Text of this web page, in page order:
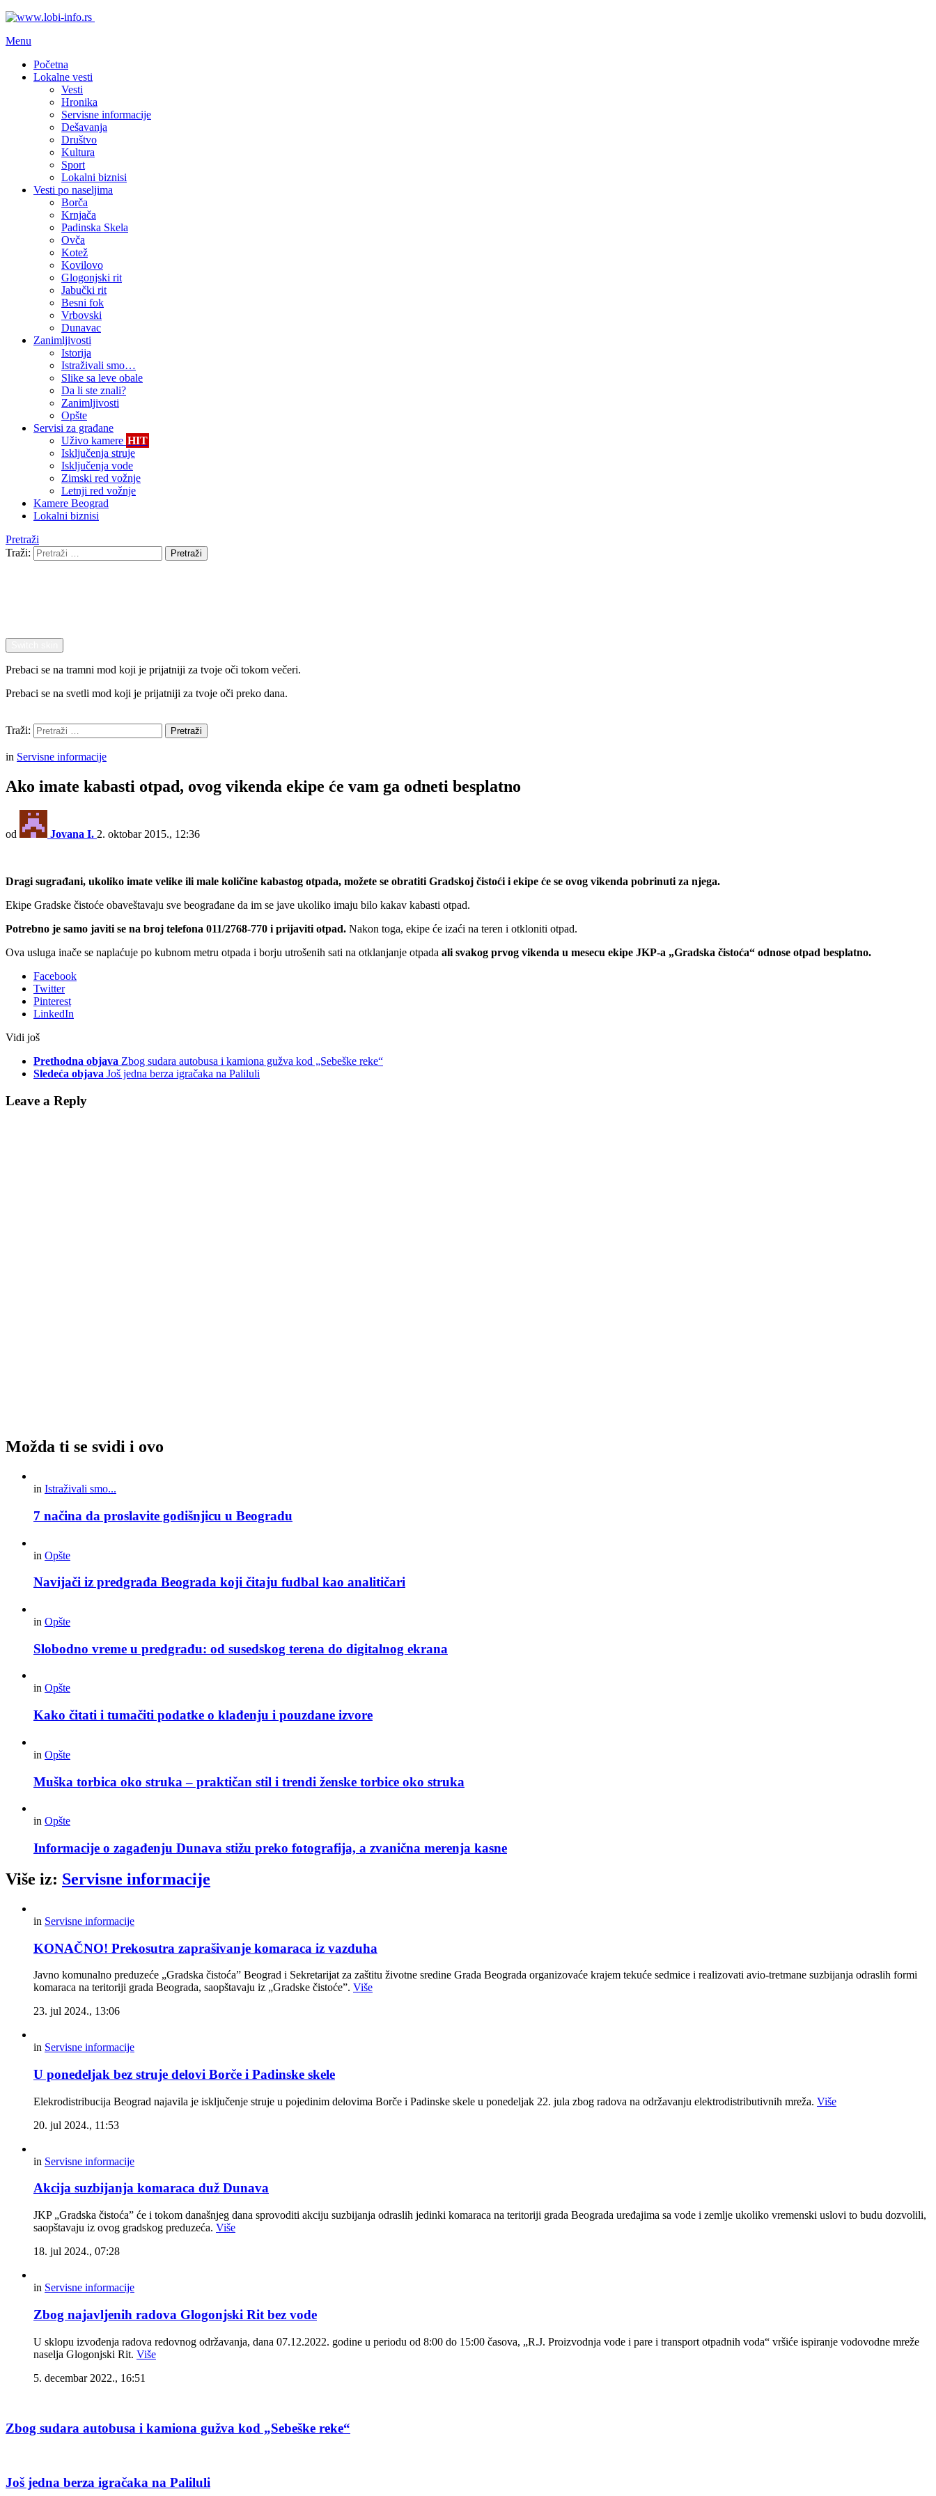
Menu
Početna
Lokalne vesti
Vesti
Hronika
Servisne informacije
Dešavanja
Društvo
Kultura
Sport
Lokalni biznisi
Vesti po naseljima
Borča
Krnjača
Padinska Skela
Ovča
Kotež
Kovilovo
Glogonjski rit
Jabučki rit
Besni fok
Vrbovski
Dunavac
Zanimljivosti
Istorija
Istraživali smo…
Slike sa leve obale
Da li ste znali?
Zanimljivosti
Opšte
Servisi za građane
Uživo kamere HIT
Isključenja struje
Isključenja vode
Zimski red vožnje
Letnji red vožnje
Kamere Beograd
Lokalni biznisi
Pretraži
Traži:
Pretraži
Prebaci se na tramni mod koji je prijatniji za tvoje oči tokom večeri.
Prebaci se na svetli mod koji je prijatniji za tvoje oči preko dana.
Traži:
Pretraži
in Servisne informacije
Ako imate kabasti otpad, ovog vikenda ekipe će vam ga odneti besplatno
od Jovana I. 2. oktobar 2015., 12:36
Dragi sugrađani, ukoliko imate velike ili male količine kabastog otpada, možete se obratiti Gradskoj čistoći i ekipe će se ovog vikenda pobrinuti za njega.
Ekipe Gradske čistoće obaveštavaju sve beograđane da im se jave ukoliko imaju bilo kakav kabasti otpad.
Potrebno je samo javiti se na broj telefona 011/2768-770 i prijaviti otpad. Nakon toga, ekipe će izaći na teren i otkloniti otpad.
Ova usluga inače se naplaćuje po kubnom metru otpada i borju utrošenih sati na otklanjanje otpada ali svakog prvog vikenda u mesecu ekipe JKP-a „Gradska čistoća“ odnose otpad besplatno.
Facebook
Twitter
Pinterest
LinkedIn
Vidi još
Prethodna objava Zbog sudara autobusa i kamiona gužva kod „Sebeške reke“
Sledeća objava Još jedna berza igračaka na Paliluli
Leave a Reply
Možda ti se svidi i ovo
in Istraživali smo...
7 načina da proslavite godišnjicu u Beogradu
in Opšte
Navijači iz predgrađa Beograda koji čitaju fudbal kao analitičari
in Opšte
Slobodno vreme u predgrađu: od susedskog terena do digitalnog ekrana
in Opšte
Kako čitati i tumačiti podatke o klađenju i pouzdane izvore
in Opšte
Muška torbica oko struka – praktičan stil i trendi ženske torbice oko struka
in Opšte
Informacije o zagađenju Dunava stižu preko fotografija, a zvanična merenja kasne
Više iz: Servisne informacije
in Servisne informacije
KONAČNO! Prekosutra zaprašivanje komaraca iz vazduha
Javno komunalno preduzeće „Gradska čistoća” Beograd i Sekretarijat za zaštitu životne sredine Grada Beograda organizovaće krajem tekuće sedmice i realizovati avio-tretmane suzbijanja odraslih formi
komaraca na teritoriji grada Beograda, saopštavaju iz „Gradske čistoće”. Više
23. jul 2024., 13:06
in Servisne informacije
U ponedeljak bez struje delovi Borče i Padinske skele
Elekrodistribucija Beograd najavila je isključenje struje u pojedinim delovima Borče i Padinske skele u ponedeljak 22. jula zbog radova na održavanju elektrodistributivnih mreža. Više
20. jul 2024., 11:53
in Servisne informacije
Akcija suzbijanja komaraca duž Dunava
JKP „Gradska čistoća” će i tokom današnjeg dana sprovoditi akciju suzbijanja odraslih jedinki komaraca na teritoriji grada Beograda uređajima sa vode i zemlje ukoliko vremenski uslovi to budu dozvolili,
saopštavaju iz ovog gradskog preduzeća. Više
18. jul 2024., 07:28
in Servisne informacije
Zbog najavljenih radova Glogonjski Rit bez vode
U sklopu izvođenja radova redovnog održavanja, dana 07.12.2022. godine u periodu od 8:00 do 15:00 časova, „R.J. Proizvodnja vode i pare i transport otpadnih voda“ vršiće ispiranje vodovodne mreže
naselja Glogonjski Rit. Više
5. decembar 2022., 16:51
Zbog sudara autobusa i kamiona gužva kod „Sebeške reke“
Još jedna berza igračaka na Paliluli